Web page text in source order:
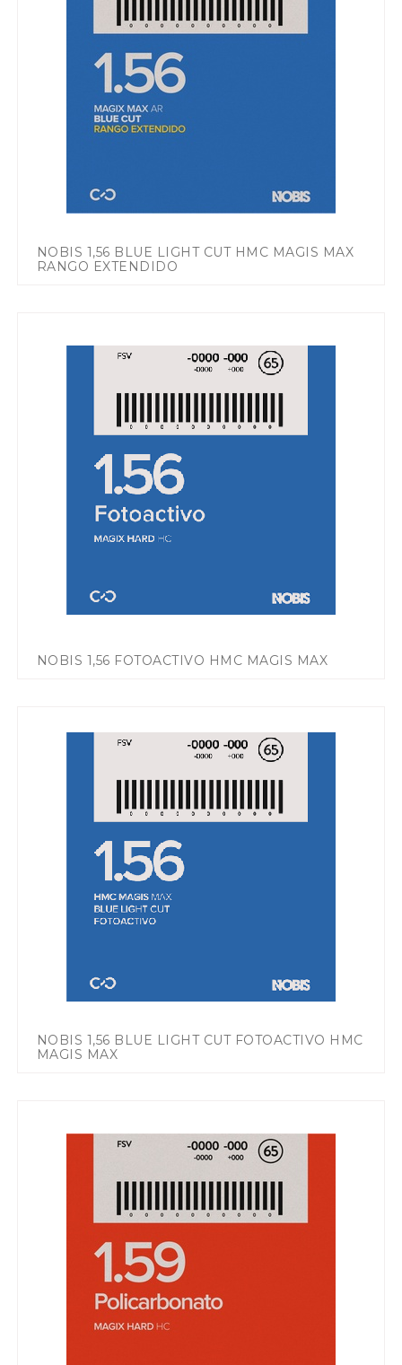
NOBIS 1,56 BLUE LIGHT CUT HMC MAGIS MAX
RANGO EXTENDIDO
NOBIS 1,56 FOTOACTIVO HMC MAGIS MAX
NOBIS 1,56 BLUE LIGHT CUT FOTOACTIVO HMC
MAGIS MAX